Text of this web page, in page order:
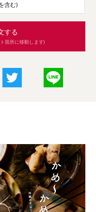
含む)
する
箇所に移動します)